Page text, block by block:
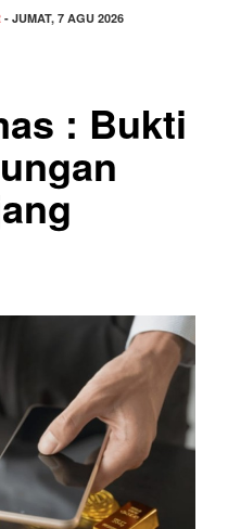
- JUMAT, 7 AGU 2026
: Bukti